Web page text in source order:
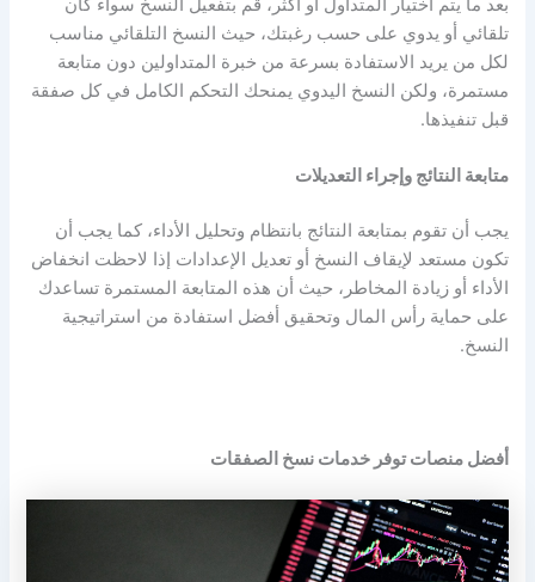
بعد ما يتم اختيار المتداول أو أكثر، قم بتفعيل النسخ سواء كان
تلقائي أو يدوي على حسب رغبتك، حيث النسخ التلقائي مناسب
لكل من يريد الاستفادة بسرعة من خبرة المتداولين دون متابعة
مستمرة، ولكن النسخ اليدوي يمنحك التحكم الكامل في كل صفقة
قبل تنفيذها.
متابعة النتائج وإجراء التعديلات
يجب أن تقوم بمتابعة النتائج بانتظام وتحليل الأداء، كما يجب أن
تكون مستعد لإيقاف النسخ أو تعديل الإعدادات إذا لاحظت انخفاض
الأداء أو زيادة المخاطر، حيث أن هذه المتابعة المستمرة تساعدك
على حماية رأس المال وتحقيق أفضل استفادة من استراتيجية
النسخ.
أفضل منصات توفر خدمات نسخ الصفقات